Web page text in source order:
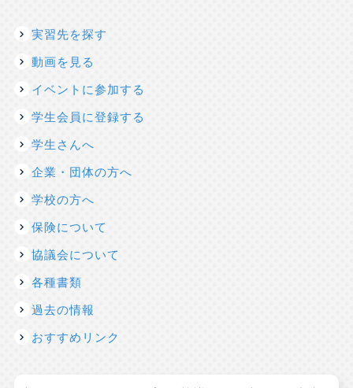
実習先を探す
動画を見る
イベントに参加する
学生会員に登録する
学生さんへ
企業・団体の方へ
学校の方へ
保険について
協議会について
各種書類
過去の情報
おすすめリンク